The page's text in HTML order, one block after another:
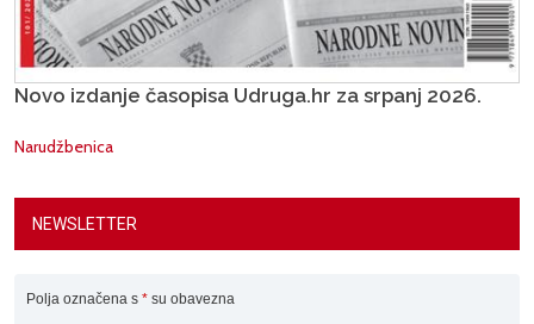
Novo izdanje časopisa Udruga.hr za srpanj 2026.
Narudžbenica
NEWSLETTER
Polja označena s * su obavezna